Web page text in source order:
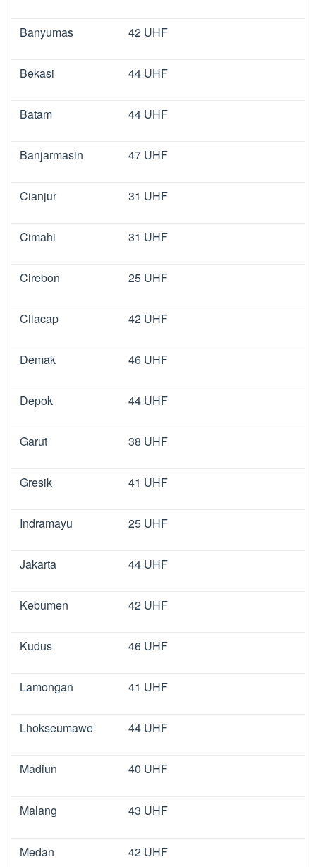
Banyumas 42 UHF
Bekasi 44 UHF
Batam 44 UHF
Banjarmasin 47 UHF
Cianjur 31 UHF
Cimahi 31 UHF
Cirebon 25 UHF
Cilacap 42 UHF
Demak 46 UHF
Depok 44 UHF
Garut 38 UHF
Gresik 41 UHF
Indramayu 25 UHF
Jakarta 44 UHF
Kebumen 42 UHF
Kudus 46 UHF
Lamongan 41 UHF
Lhokseumawe 44 UHF
Madiun 40 UHF
Malang 43 UHF
Medan 42 UHF